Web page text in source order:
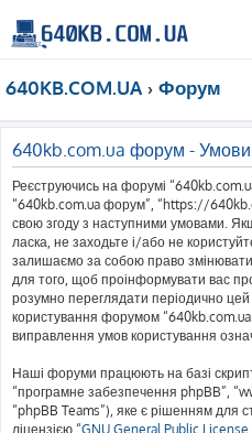
640KB.COM.UA Форум
640kb.com.ua форум - Умови
Реєструючись на форумі
“640kb.com.ua форум”, “https://
свою згоду з наступними умовами.
ласка, не заходьте і/або не
залишаємо за собою право
для того, щоб проінформувати вас
розумно переглядати періодично цей
користування форумом
виправлення умов користування
Наші форуми працюють на базі
“програмне забезпечення phpBB”,
“phpBB Teams”), яке є рішенням для
ліцензією “GNU General Public License